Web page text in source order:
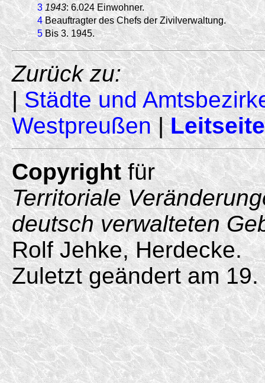
3 1943: 6.024 Einwohner.
4 Beauftragter des Chefs der Zivilverwaltung.
5 Bis 3. 1945.
Zurück zu:
|Städte und
Westpreußen|Leitseite
Copyrightfür
Territoriale
deutsch verwalteten
Rolf Jehke, Herdecke.
Zuletzt geändert am